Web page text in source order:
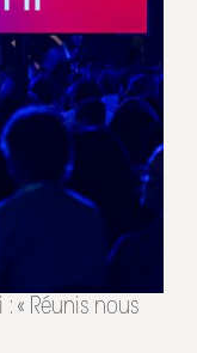
« Réunis nous